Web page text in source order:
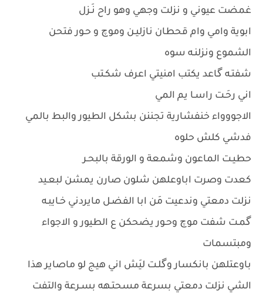
غمضت عيوني و نزلت وجهي وهو راح نَـزل
ابوية وامي وام قحطان نازليـن وموچ و حـور فتحن
الشموع ونزلنـه سوه
شفتـه گاعد يكتب امنيتي اعرف شكـتب
اني رحَـت راسـا يم المي
الاجووواء خنفشارية تجننن بشكل الطيور والبط بالمي
فدشي كلش حلوه
حطيـت الماعون وشمعة و الورقة بالبحـر
كعدت وصرت اباوعلهن شلون صارن يمشن لبعـيد
نزلت دمعتي وندعيت مَن ابا الفضـل مايردني خـايبـه
گمـت شفت موچ وحـور يضحكن ع الطيور و الاجواء
ومبتسمات
باوعتلهن بانكسار وگلـت ليَش اني هيج لو ماصاير هذا
الشي نزلت دمعتي بسرعة مسحتـهه بسـرعة والتفت